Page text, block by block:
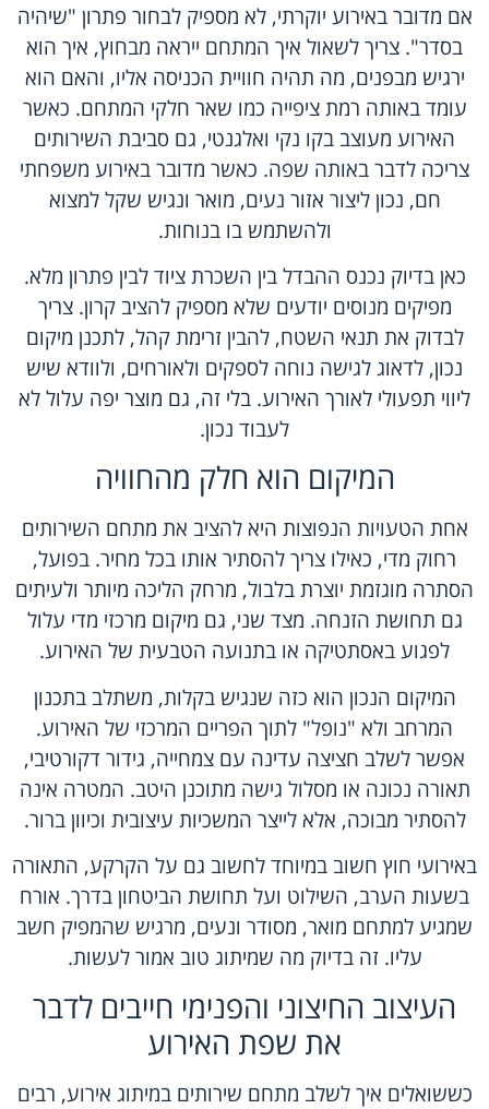
אם מדובר באירוע יוקרתי, לא מספיק לבחור פתרון "שיהיה
בסדר". צריך לשאול איך המתחם ייראה מבחוץ, איך הוא
ירגיש מבפנים, מה תהיה חוויית הכניסה אליו, והאם הוא
עומד באותה רמת ציפייה כמו שאר חלקי המתחם. כאשר
האירוע מעוצב בקו נקי ואלגנטי, גם סביבת השירותים
צריכה לדבר באותה שפה. כאשר מדובר באירוע משפחתי
חם, נכון ליצור אזור נעים, מואר ונגיש שקל למצוא
ולהשתמש בו בנוחות.
כאן בדיוק נכנס ההבדל בין השכרת ציוד לבין פתרון מלא.
מפיקים מנוסים יודעים שלא מספיק להציב קרון. צריך
לבדוק את תנאי השטח, להבין זרימת קהל, לתכנן מיקום
נכון, לדאוג לגישה נוחה לספקים ולאורחים, ולוודא שיש
ליווי תפעולי לאורך האירוע. בלי זה, גם מוצר יפה עלול לא
לעבוד נכון.
המיקום הוא חלק מהחוויה
אחת הטעויות הנפוצות היא להציב את מתחם השירותים
רחוק מדי, כאילו צריך להסתיר אותו בכל מחיר. בפועל,
הסתרה מוגזמת יוצרת בלבול, מרחק הליכה מיותר ולעיתים
גם תחושת הזנחה. מצד שני, גם מיקום מרכזי מדי עלול
לפגוע באסתטיקה או בתנועה הטבעית של האירוע.
המיקום הנכון הוא כזה שנגיש בקלות, משתלב בתכנון
המרחב ולא "נופל" לתוך הפריים המרכזי של האירוע.
אפשר לשלב חציצה עדינה עם צמחייה, גידור דקורטיבי,
תאורה נכונה או מסלול גישה מתוכנן היטב. המטרה אינה
להסתיר מבוכה, אלא לייצר המשכיות עיצובית וכיוון ברור.
באירועי חוץ חשוב במיוחד לחשוב גם על הקרקע, התאורה
בשעות הערב, השילוט ועל תחושת הביטחון בדרך. אורח
שמגיע למתחם מואר, מסודר ונעים, מרגיש שהמפיק חשב
עליו. זה בדיוק מה שמיתוג טוב אמור לעשות.
העיצוב החיצוני והפנימי חייבים לדבר
את שפת האירוע
כששואלים איך לשלב מתחם שירותים במיתוג אירוע, רבים